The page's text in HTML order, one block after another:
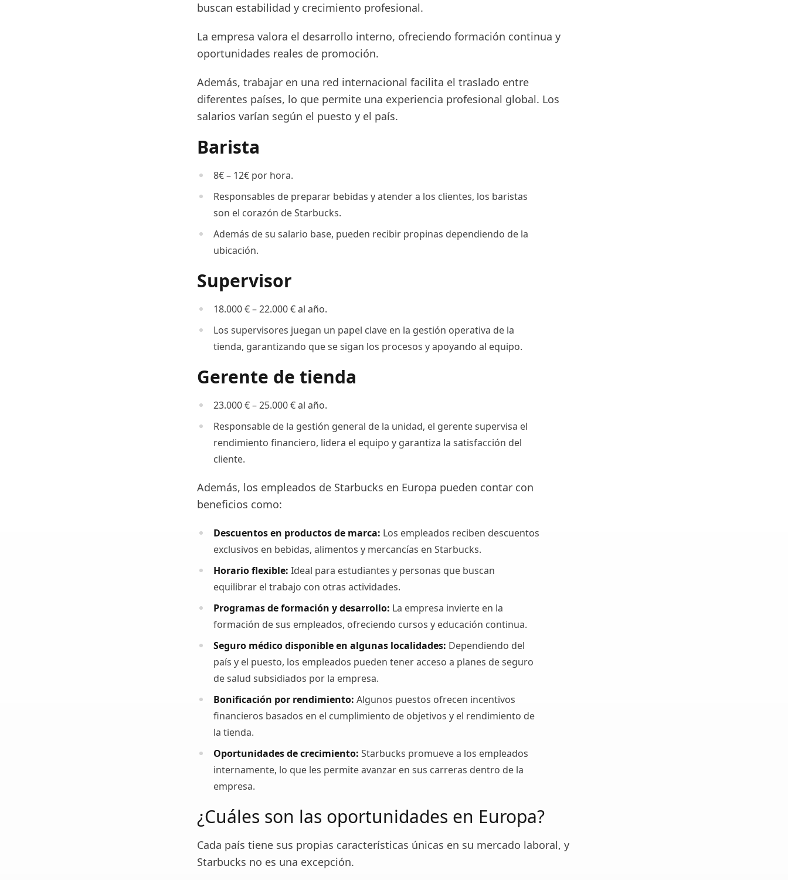
buscan estabilidad y crecimiento profesional.
La empresa valora el desarrollo interno, ofreciendo formación continua y
oportunidades reales de promoción.
Además, trabajar en una red internacional facilita el traslado entre
diferentes países, lo que permite una experiencia profesional global. Los
salarios varían según el puesto y el país.
Barista
8€ – 12€ por hora.
Responsables de preparar bebidas y atender a los clientes, los baristas
son el corazón de Starbucks.
Además de su salario base, pueden recibir propinas dependiendo de la
ubicación.
Supervisor
18.000 € – 22.000 € al año.
Los supervisores juegan un papel clave en la gestión operativa de la
tienda, garantizando que se sigan los procesos y apoyando al equipo.
Gerente de tienda
23.000 € – 25.000 € al año.
Responsable de la gestión general de la unidad, el gerente supervisa el
rendimiento financiero, lidera el equipo y garantiza la satisfacción del
cliente.
Además, los empleados de Starbucks en Europa pueden contar con
beneficios como:
Descuentos en productos de marca: Los empleados reciben descuentos
exclusivos en bebidas, alimentos y mercancías en Starbucks.
Horario flexible: Ideal para estudiantes y personas que buscan
equilibrar el trabajo con otras actividades.
Programas de formación y desarrollo: La empresa invierte en la
formación de sus empleados, ofreciendo cursos y educación continua.
Seguro médico disponible en algunas localidades: Dependiendo del
país y el puesto, los empleados pueden tener acceso a planes de seguro
de salud subsidiados por la empresa.
Bonificación por rendimiento: Algunos puestos ofrecen incentivos
financieros basados en el cumplimiento de objetivos y el rendimiento de
la tienda.
Oportunidades de crecimiento: Starbucks promueve a los empleados
internamente, lo que les permite avanzar en sus carreras dentro de la
empresa.
¿Cuáles son las oportunidades en Europa?
Cada país tiene sus propias características únicas en su mercado laboral, y
Starbucks no es una excepción.